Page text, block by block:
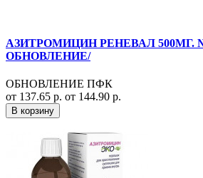
АЗИТРОМИЦИН РЕНЕВАЛ 500МГ.
ОБНОВЛЕНИЕ/
ОБНОВЛЕНИЕ ПФК
от 137.65 р. от 144.90 р.
В корзину